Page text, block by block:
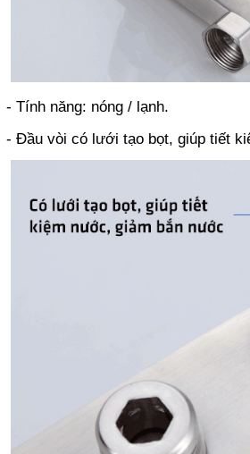
- Tính năng: nóng / lạnh.
- Đầu vòi có lưới tạo bọt, giúp tiết